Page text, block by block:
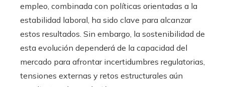
empleo, combinada con políticas orientadas a la
estabilidad laboral, ha sido clave para alcanzar
estos resultados. Sin embargo, la sostenibilidad de
esta evolución dependerá de la capacidad del
mercado para afrontar incertidumbres regulatorias,
tensiones externas y retos estructurales aún